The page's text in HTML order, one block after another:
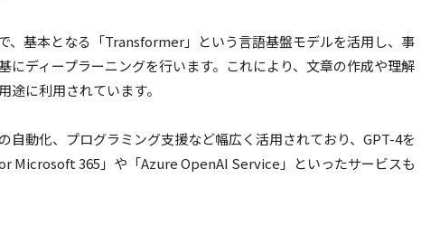
、基本となる「Transformer」という言語基盤モデルを活用し、事
ディープラーニングを行います。これにより、文章の作成や理解
に利用されています。
動化、プログラミング支援など幅広く活用されており、GPT-4を
Microsoft 365」や「Azure OpenAI Service」といったサービスも